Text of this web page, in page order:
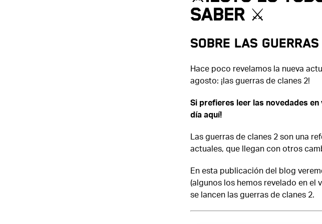
saber ⚔️
sobre las guerras
Hace poco revelamos la nueva
agosto: ¡las guerras de clanes 2!
Si prefieres leer las novedades en
día aquí!
Las guerras de clanes 2 son una
actuales, que llegan con otros
En esta publicación del blog
(algunos los hemos revelado en el
se lancen las guerras de clanes 2.